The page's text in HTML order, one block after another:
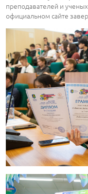
преподавателей и
официальном сайте